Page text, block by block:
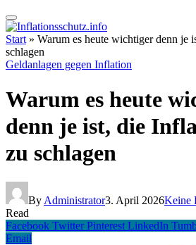
Start » Warum es heute wichtiger denn je
schlagen
Geldanlagen gegen Inflation
Warum es heute
denn je ist, die
zu schlagen
By Administrator3. April 2026Keine
Read
Facebook Twitter Pinterest LinkedIn
Email